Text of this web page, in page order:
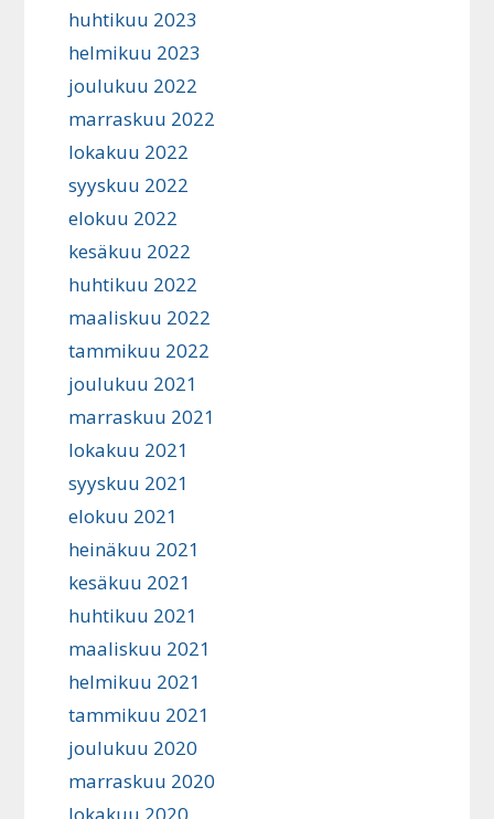
huhtikuu 2023
helmikuu 2023
joulukuu 2022
marraskuu 2022
lokakuu 2022
syyskuu 2022
elokuu 2022
kesäkuu 2022
huhtikuu 2022
maaliskuu 2022
tammikuu 2022
joulukuu 2021
marraskuu 2021
lokakuu 2021
syyskuu 2021
elokuu 2021
heinäkuu 2021
kesäkuu 2021
huhtikuu 2021
maaliskuu 2021
helmikuu 2021
tammikuu 2021
joulukuu 2020
marraskuu 2020